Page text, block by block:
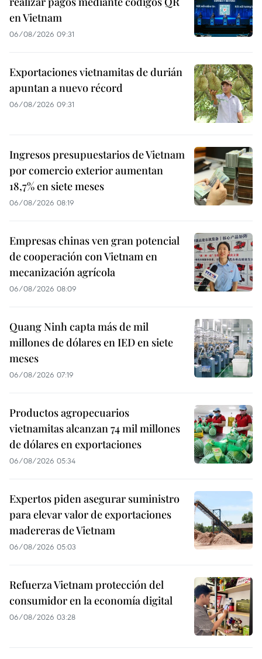
en Vietnam
06/08/2026 09:31
Exportaciones vietnamitas de durián
apuntan a nuevo récord
06/08/2026 09:31
Ingresos presupuestarios de Vietnam
por comercio exterior aumentan
18,7% en siete meses
06/08/2026 08:19
Empresas chinas ven gran potencial
de cooperación con Vietnam en
mecanización agrícola
06/08/2026 08:09
Quang Ninh capta más de mil
millones de dólares en IED en siete
meses
06/08/2026 07:19
Productos agropecuarios
vietnamitas alcanzan 74 mil millones
de dólares en exportaciones
06/08/2026 05:34
Expertos piden asegurar suministro
para elevar valor de exportaciones
madereras de Vietnam
06/08/2026 05:03
Refuerza Vietnam protección del
consumidor en la economía digital
06/08/2026 03:28